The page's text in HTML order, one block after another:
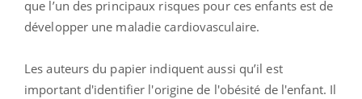
que l’un des principaux risques pour ces enfants est de
développer une maladie cardiovasculaire.
Les auteurs du papier indiquent aussi qu’il est
important d'identifier l'origine de l'obésité de l'enfant. Il